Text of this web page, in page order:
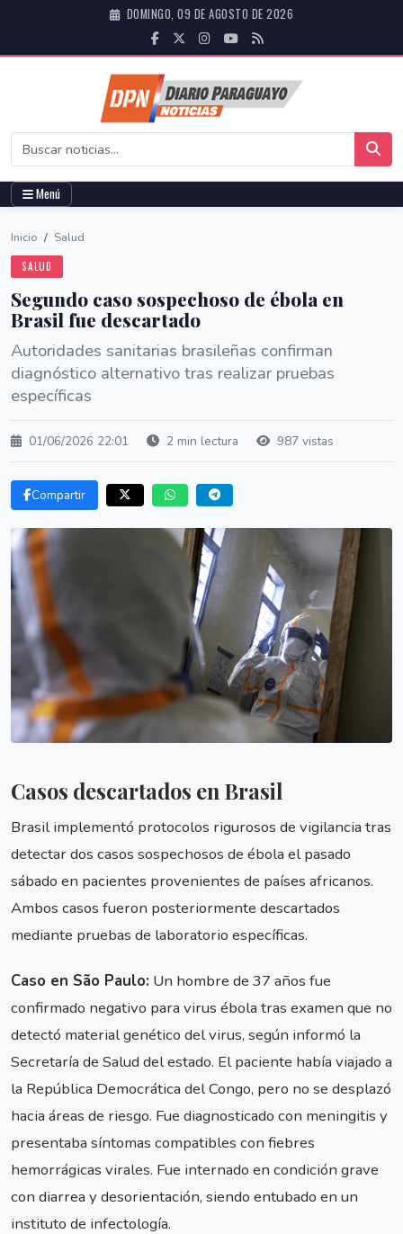
DOMINGO, 09 DE AGOSTO DE 2026
Menú
Inicio / Salud
SALUD
Segundo caso sospechoso de ébola en
Brasil fue descartado
Autoridades sanitarias brasileñas confirman
diagnóstico alternativo tras realizar pruebas
específicas
01/06/2026 22:01 2 min lectura 987 vistas
Compartir
Casos descartados en Brasil
Brasil implementó protocolos rigurosos de vigilancia tras
detectar dos casos sospechosos de ébola el pasado
sábado en pacientes provenientes de países africanos.
Ambos casos fueron posteriormente descartados
mediante pruebas de laboratorio específicas.
Caso en São Paulo: Un hombre de 37 años fue
confirmado negativo para virus ébola tras examen que no
detectó material genético del virus, según informó la
Secretaría de Salud del estado. El paciente había viajado a
la República Democrática del Congo, pero no se desplazó
hacia áreas de riesgo. Fue diagnosticado con meningitis y
presentaba síntomas compatibles con fiebres
hemorrágicas virales. Fue internado en condición grave
con diarrea y desorientación, siendo entubado en un
instituto de infectología.